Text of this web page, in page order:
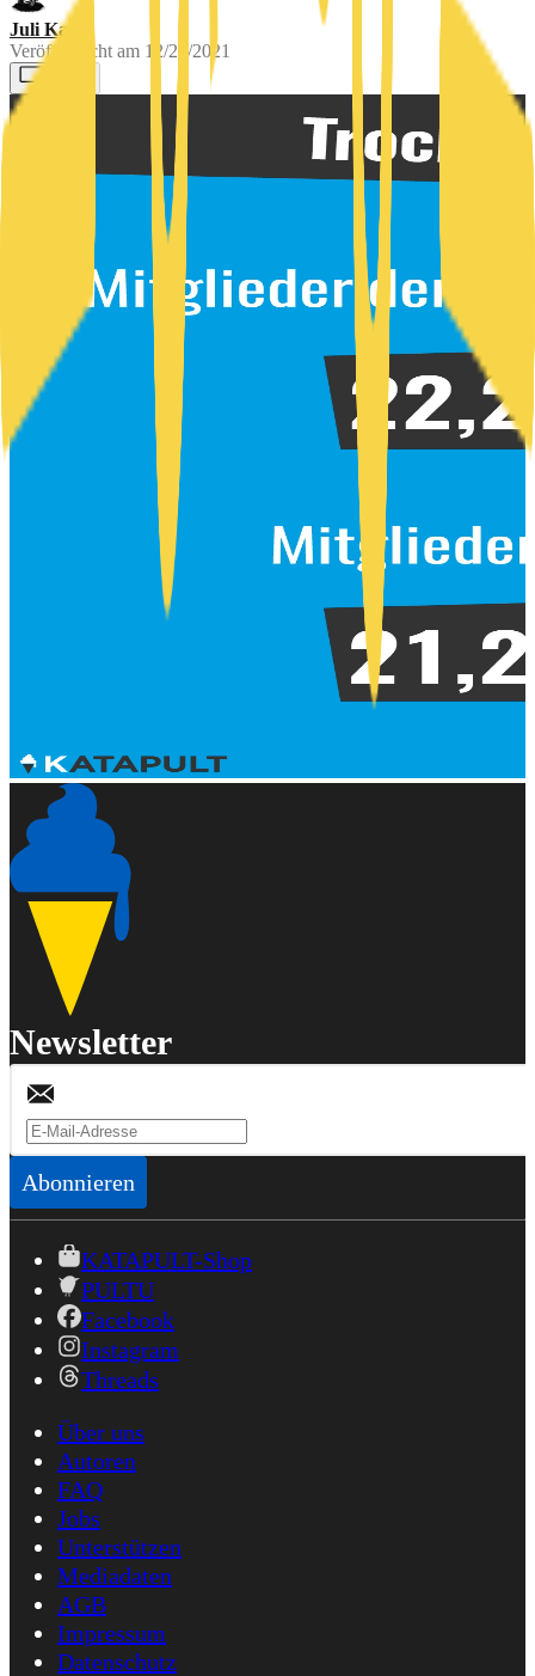
Juli Katz
Veröffentlicht am 12/20/2021
Newsletter
Abonnieren
KATAPULT-Shop
PULTU
Facebook
Instagram
Threads
Über uns
Autoren
FAQ
Jobs
Unterstützen
Mediadaten
AGB
Impressum
Datenschutz